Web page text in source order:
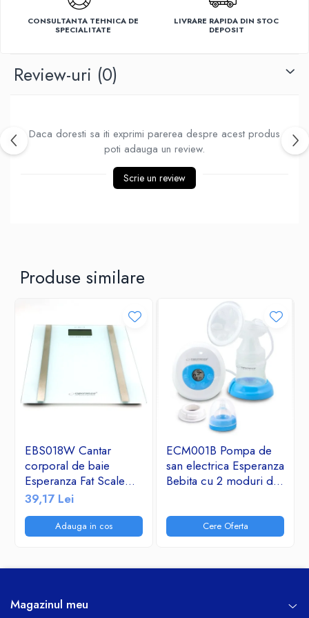
Ventilatoare
CONSULTANTA TEHNICA DE
SPECIALITATE
LIVRARE RAPIDA DIN STOC
DEPOSIT
Review-uri (0)
Daca doresti sa iti exprimi parerea despre acest produs
poti adauga un review.
Scrie un review
Produse similare
EBS018W Cantar
corporal de baie
Esperanza Fat Scale
Samba sticla securizata
maxima 180 kg, Afisaj
Digital
39,17 Lei
Adauga in cos
ECM001B Pompa de
san electrica Esperanza
Bebita cu 2 moduri de
surse de alimentare
Cere Oferta
Magazinul meu